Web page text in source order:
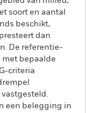
soort en aantal
beschikt,
dan
De referentie-
bepaalde
criteria
een belegging in